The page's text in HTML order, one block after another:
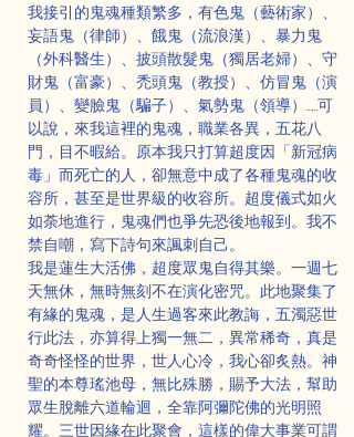
我接引的鬼魂種類繁多，有色鬼（藝術家）、
妄語鬼（律師）、餓鬼（流浪漢）、暴力鬼
（外科醫生）、披頭散髮鬼（獨居老婦）、守
財鬼（富豪）、禿頭鬼（教授）、仿冒鬼（演
員）、變臉鬼（騙子）、氣勢鬼（領導）……可
以說，來我這裡的鬼魂，職業各異，五花八
門，目不暇給。原本我只打算超度因「新冠病
毒」而死亡的人，卻無意中成了各種鬼魂的收
容所，甚至是世界級的收容所。超度儀式如火
如荼地進行，鬼魂們也爭先恐後地報到。我不
禁自嘲，寫下詩句來諷刺自己。
我是蓮生大活佛，超度眾鬼自得其樂。一週七
天無休，無時無刻不在演化密咒。此地聚集了
有緣的鬼魂，是人生過客來此教誨，五濁惡世
行此法，亦算得上獨一無二，異常稀奇，真是
奇奇怪怪的世界，世人心冷，我心卻炙熱。神
聖的本尊瑤池母，無比殊勝，賜予大法，幫助
眾生脫離六道輪迴，全靠阿彌陀佛的光明照
耀。三世因緣在此聚會，這樣的偉大事業可謂